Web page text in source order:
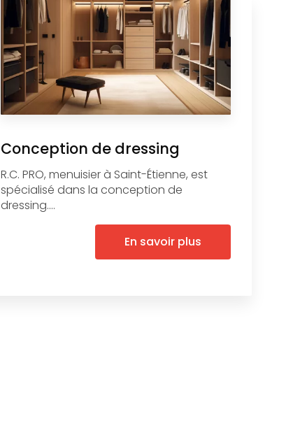
Conception de dressing
R.C. PRO, menuisier à Saint-Étienne, est
spécialisé dans la conception de
dressing....
En savoir plus